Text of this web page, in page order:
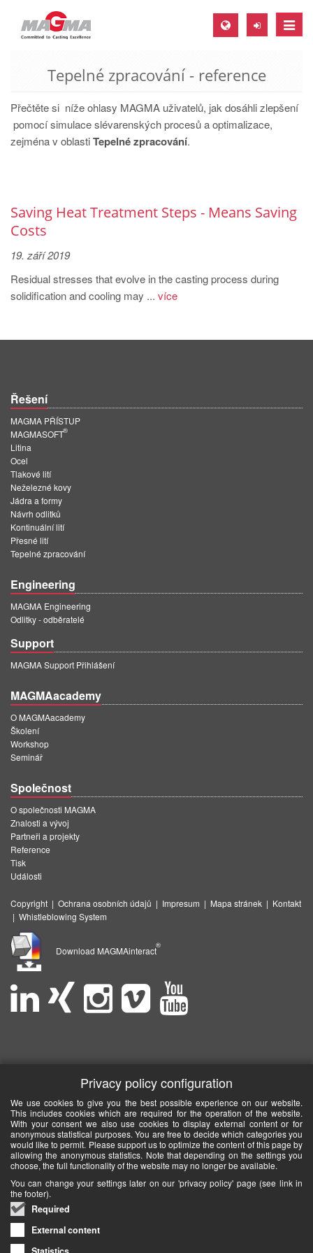
Toggle
MAGMA Europe, Germany
EN
CS
ES
MAGMA South-America, Brazil
ES
TR
MAGMA China
ZH
MAGMA India
EN
MAGMA Korea
EN
KO
Tepelné zpracování - reference
Přečtěte si níže ohlasy MAGMA uživatelů, jak dosáhli zlepšení
pomocí simulace slévarenských procesů a optimalizace,
zejména v oblastiTepelné zpracování.
Saving Heat Treatment Steps - Means Saving
Costs
19. září 2019
Residual stresses that evolve in the casting process during
solidification and cooling may ... více
Řešení
MAGMA PŘÍSTUP
MAGMASOFT
®
Litina
Ocel
Tlakové lití
Neželezné kovy
Jádra a formy
Návrh odlitků
Kontinuální lití
Přesné lití
Tepelné zpracování
Engineering
MAGMA Engineering
Odlitky - odběratelé
Support
MAGMA Support Přihlášení
MAGMAacademy
O MAGMAacademy
Školení
Workshop
Seminář
Společnost
O společnosti MAGMA
Znalosti a vývoj
Partneři a projekty
Reference
Tisk
Události
Copyright | Ochrana osobních údajů | Impresum | Mapa stránek | Kontakt
| Whistleblowing System
Download MAGMAinteract
®
Privacy policy configuration
We use cookies to give you the best possible experience on our website.
This includes cookies which are required for the operation of the website.
With your consent we also use cookies to display external content or for
anonymous statistical purposes. You are free to decide which categories you
would like to permit. Please support us to optimize the content of this page by
allowing the anonymous statistics. Note that depending on the settings you
choose, the full functionality of the website may no longer be available.
You can change your settings later on our 'privacy policy' page (see link in
the footer).
Required
External content